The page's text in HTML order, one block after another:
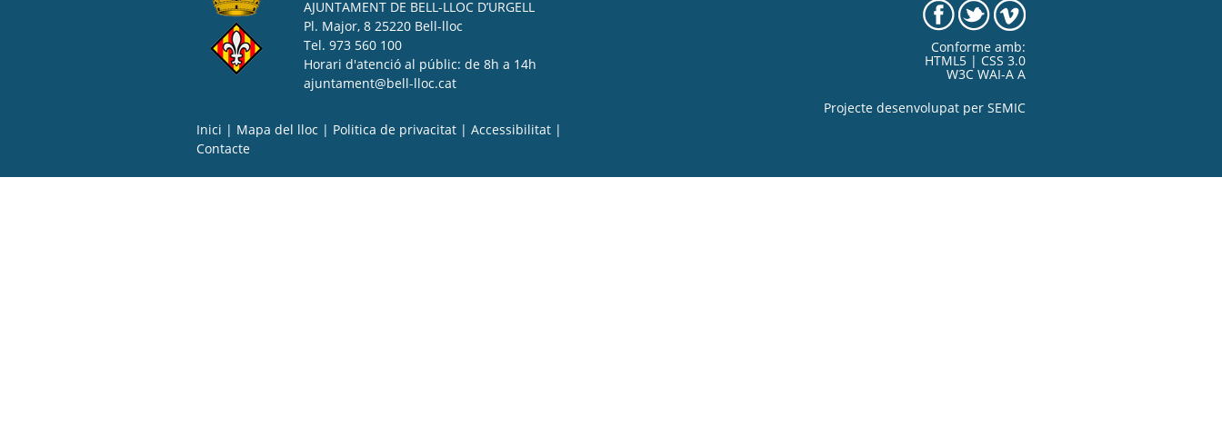
AJUNTAMENT DE BELL-LLOC D’URGELL
Pl. Major, 8 25220 Bell-lloc
Tel. 973 560 100
Horari d'atenció al públic: de 8h a 14h
ajuntament@bell-lloc.cat
Inici | Mapa del lloc | Politica de privacitat | Accessibilitat |
Contacte
Conforme amb:
HTML5 | CSS 3.0
W3C WAI-A A
Projecte desenvolupat per SEMIC